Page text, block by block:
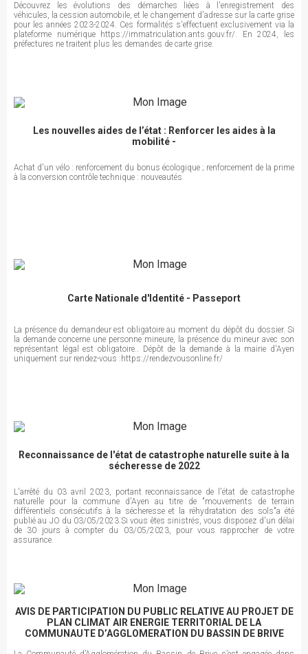
Découvrez les évolutions des démarches liées à l'enregistrement des
véhicules, la cession automobile, et le changement d'adresse sur la carte grise
pour les années 2023-2024. Ces formalités s'effectuent exclusivement via la
plateforme numérique https://immatriculation.ants.gouv.fr/. En 2024, les
préfectures ne traitent plus les demandes de carte grise.
Les nouvelles aides de l’état : Renforcer les aides à la
mobilité -
Achat d'un vélo : renforcement du bonus écologique ; renforcement de la prime
à la conversion contrôle technique : nouveautés
Carte Nationale d'Identité - Passeport
La présence du demandeur est obligatoire au moment du dépôt du dossier. Si
la demande concerne une personne mineure, la présence du mineur avec son
représentant légal est obligatoire.. Dépôt de la demande à la mairie d'Ayen
uniquement sur rendez-vous :https://rendezvousonline.fr/
Reconnaissance de l'état de catastrophe naturelle suite à la
sécheresse de 2022
L'arrêté du 03 avril 2023, portant reconnaissance de l'état de catastrophe
naturelle pour la commune d'Ayen au titre de "mouvements de terrain
différentiels consécutifs à la sécheresse et la réhydratation des sols"a été
publié au JO du 03/05/2023.Si vous êtes sinistrés, vous disposez d'un délai
de 30 jours à compter du 03/05/2023, pour vous rapprocher de votre
assurance.
AVIS DE PARTICIPATION DU PUBLIC RELATIVE AU PROJET DE
PLAN CLIMAT AIR ENERGIE TERRITORIAL DE LA
COMMUNAUTE D’AGGLOMERATION DU BASSIN DE BRIVE